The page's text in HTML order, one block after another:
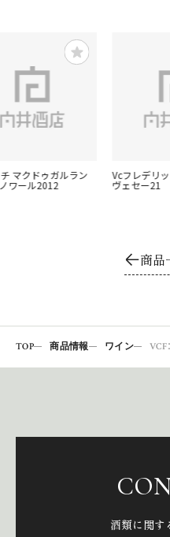
マクドゥガルラン
ワール2012
Vcフレデリ
ヴェセー21
商品
TOP 商品情報 ワイン
酒類に関す